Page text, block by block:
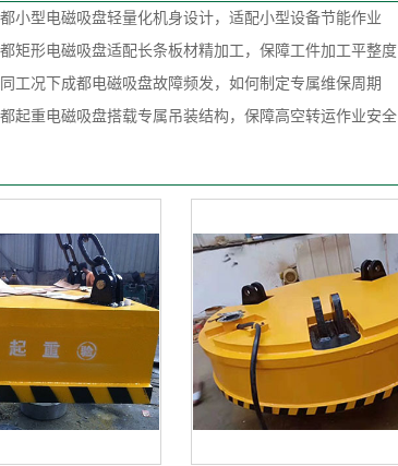
小型电磁吸盘轻量化机身设计，适配小型设备节能作业
矩形电磁吸盘适配长条板材精加工，保障工件加工平整度
工况下成都电磁吸盘故障频发，如何制定专属维保周期
起重电磁吸盘搭载专属吊装结构，保障高空转运作业安全